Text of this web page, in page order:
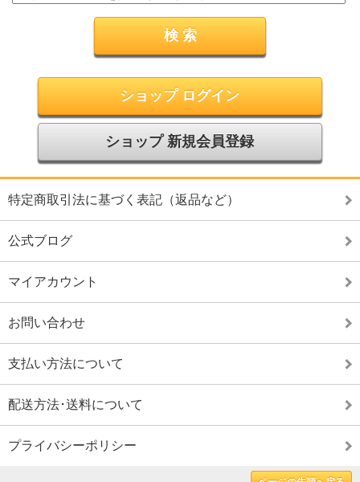
ショップ ログイン
ショップ 新規会員登録
特定商取引法に基づく表記（返品など）
公式ブログ
マイアカウント
お問い合わせ
支払い方法について
配送方法･送料について
プライバシーポリシー